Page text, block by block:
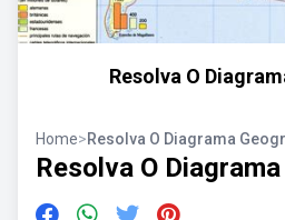
Resolva O
Home>Resolva O Diagrama
Resolva O